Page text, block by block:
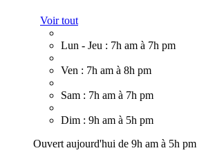
Voir tout
Lun - Jeu : 7h am à 7h pm
Ven : 7h am à 8h pm
Sam : 7h am à 7h pm
Dim : 9h am à 5h pm
Ouvert aujourd'hui de 9h am à 5h pm